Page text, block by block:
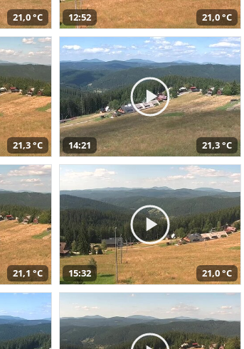
21,0 °C 12:52 21,0 °C
21,3 °C 14:21 21,3 °C
21,1 °C 15:32 21,0 °C